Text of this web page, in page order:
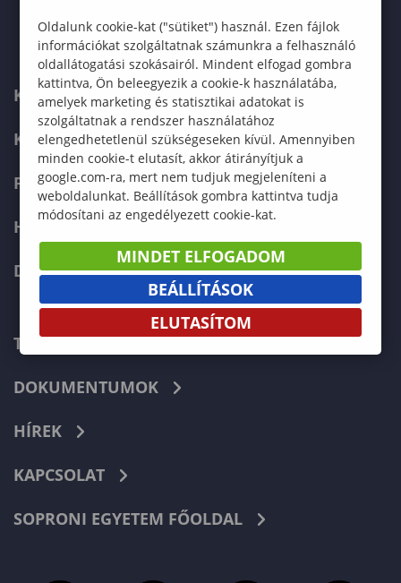
KARUNK
KÉPZÉSEK
FELVÉTELIZŐKNEK
HALLGATÓKNAK
DOKTORI ISKOLA
TELEFONKÖNYV
DOKUMENTUMOK
HÍREK
KAPCSOLAT
SOPRONI EGYETEM FŐOLDAL
Oldalunk cookie-kat ("sütiket") használ. Ezen fájlok
információkat szolgáltatnak számunkra a felhasználó
oldallátogatási szokásairól. Mindent elfogad gombra
kattintva, Ön beleegyezik a cookie-k használatába,
amelyek marketing és statisztikai adatokat is
szolgáltatnak a rendszer használatához
elengedhetetlenül szükségeseken kívül. Amennyiben
minden cookie-t elutasít, akkor átirányítjuk a
google.com-ra, mert nem tudjuk megjeleníteni a
weboldalunkat. Beállítások gombra kattintva tudja
módosítani az engedélyezett cookie-kat.
MINDET ELFOGADOM
BEÁLLÍTÁSOK
ELUTASÍTOM